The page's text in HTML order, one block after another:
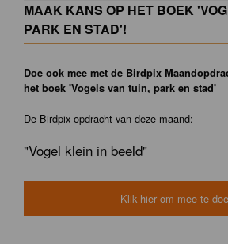
MAAK KANS OP HET BOEK
PARK EN STAD'!
Doe ook mee met de Birdpix
het boek 'Vogels van tuin, park en stad'
De Birdpix opdracht van deze maand:
"Vogel klein in beeld"
Klik hier om mee te